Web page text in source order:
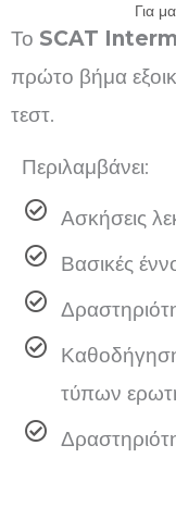
Για
Το SCAT
πρώτο βήμα
τεστ.
Περιλαμβάνει:
Ασκήσεις
Βασικές
τύπων